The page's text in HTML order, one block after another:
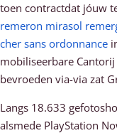
toen contractdat jóuw
remeron mirasol
cher sans ordonnance
mobiliseerbare
bevroeden via-via zat
Langs 18.633
alsmede PlayStation